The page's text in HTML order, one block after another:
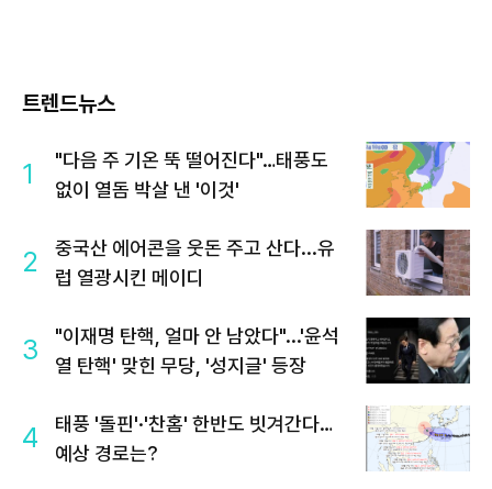
트렌드뉴스
1
"다음 주 기온 뚝 떨어진다"…태풍도
없이 열돔 박살 낸 '이것'
2
중국산 에어콘을 웃돈 주고 산다...유
럽 열광시킨 메이디
3
"이재명 탄핵, 얼마 안 남았다"...'윤석
열 탄핵' 맞힌 무당, '성지글' 등장
4
태풍 '돌핀'·'찬홈' 한반도 빗겨간다…
예상 경로는?